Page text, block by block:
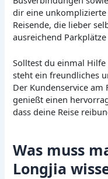
dir eine
Reisende, die lieber
ausreichend
Solltest du einmal
steht ein freundliches
Der Kundenservice
genießt einen
dass deine Reise
Was muss
Longjia